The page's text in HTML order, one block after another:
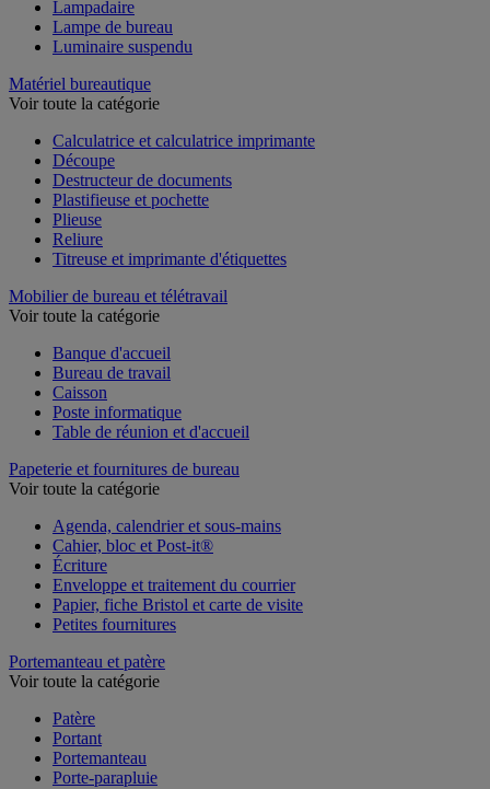
Lampadaire
Lampe de bureau
Matériel bureautique
Calculatrice et calculatrice imprimante
Découpe
Destructeur de documents
Plastifieuse et pochette
Plieuse
Reliure
Mobilier de bureau et télétravail
Banque d'accueil
Bureau de travail
Caisson
Poste informatique
Papeterie et fournitures de bureau
Agenda, calendrier et sous-mains
Cahier, bloc et Post-it®
Écriture
Enveloppe et traitement du courrier
Papier, fiche Bristol et carte de visite
Portemanteau et patère
Patère
Portant
Portemanteau